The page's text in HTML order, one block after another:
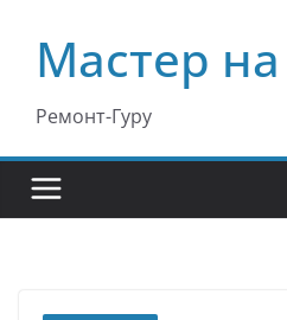
содержимому
Мастер
Ремонт-Гуру